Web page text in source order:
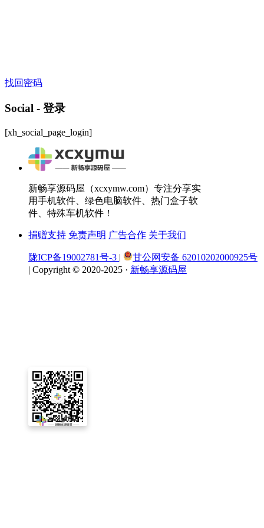
找回密码
Social - 登录
[xh_social_page_login]
新畅享源码屋（xcxymw.com）专注分享实
用手机软件、绿色电脑软件、热门盒子软
件、特殊车机软件！
捐赠支持 免责声明 广告合作 关于我们
陇ICP备19002781号-3 |
甘公网安备 62010202000925号
| Copyright © 2020-2025 · 新畅享源码屋